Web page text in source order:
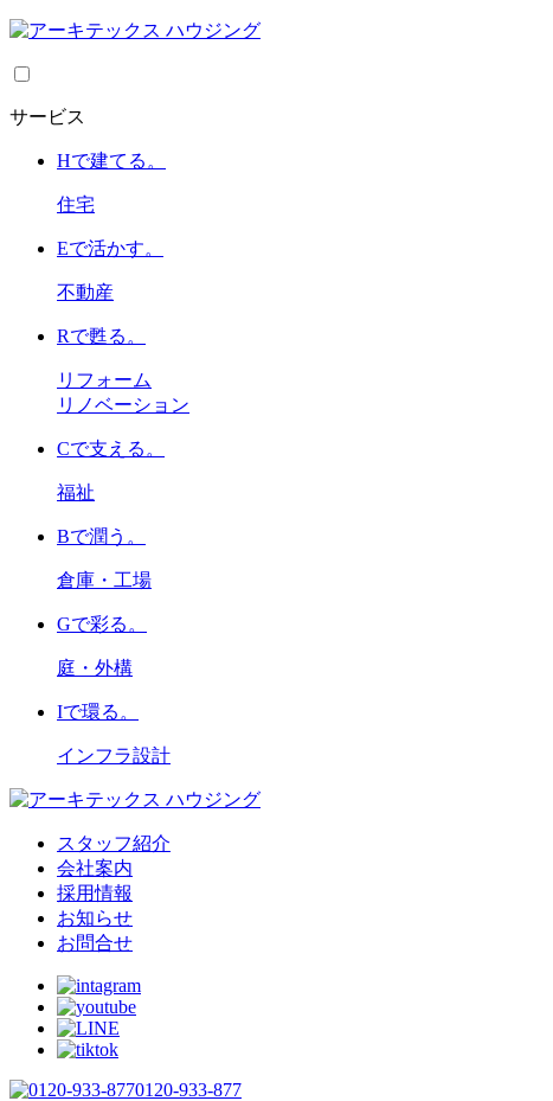
サービス
Hで建てる。
住宅
Eで活かす。
不動産
Rで甦る。
リフォーム
リノベーション
Cで支える。
福祉
Bで潤う。
倉庫・工場
Gで彩る。
庭・外構
Iで環る。
インフラ設計
スタッフ紹介
会社案内
採用情報
お知らせ
お問合せ
0120-933-877